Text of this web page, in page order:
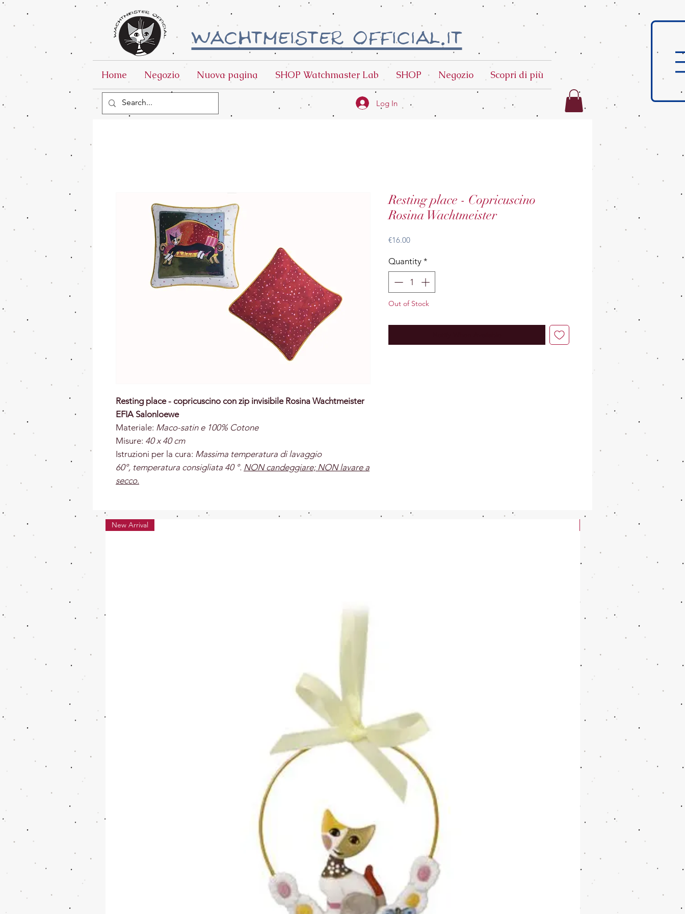
wachtmeister official.it
Home Negozio Nuova pagina SHOP Watchmaster Lab SHOP Negozio Scopri di più
Log In
Resting place - copricuscino con zip invisibile Rosina Wachtmeister
EFIA Salonloewe
Materiale: Maco-satin e 100% Cotone
Misure: 40 x 40 cm
Istruzioni per la cura: Massima temperatura di lavaggio
60°, temperatura consigliata 40 °. NON candeggiare; NON lavare a
secco.
Resting place - Copricuscino
Rosina Wachtmeister
€16.00Price
Quantity *
Out of Stock
New Arrival